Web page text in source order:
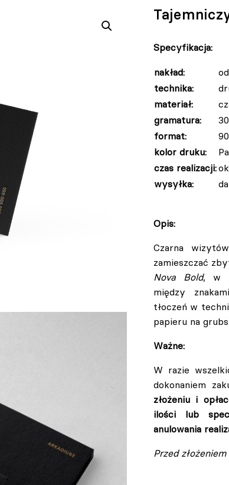
Specyfikacja:
nakład:
technika:
materiał:
gramatura:
format:
kolor druku:
czas realizacji:
wysyłka:
Opis:
Czarna
zamieszczać
Nova Bold, w
między
tłoczeń w
papieru na
Ważne:
W razie
dokonaniem
złożeniu i
ilości lub
anulowania
Przed